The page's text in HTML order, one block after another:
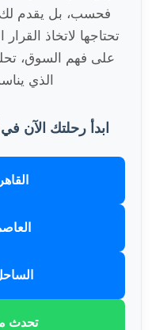
فحسب، بل يقدم لك
تحتاجها لاتخاذ
على فهم السوق،
الذي
ابدأ رحلتك الآن
تحدث